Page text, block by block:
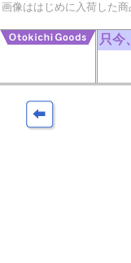
画像ははじめに入荷した
只今